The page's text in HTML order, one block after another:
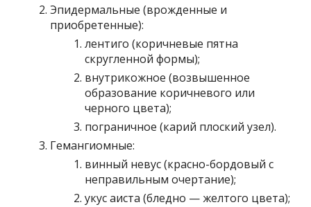
Эпидермальные (врожденные и
приобретенные):
лентиго (коричневые пятна
скругленной формы);
внутрикожное (возвышенное
образование коричневого или
черного цвета);
пограничное (карий плоский узел).
Гемангиомные:
винный невус (красно-бордовый с
неправильным очертание);
укус аиста (бледно — желтого цвета);